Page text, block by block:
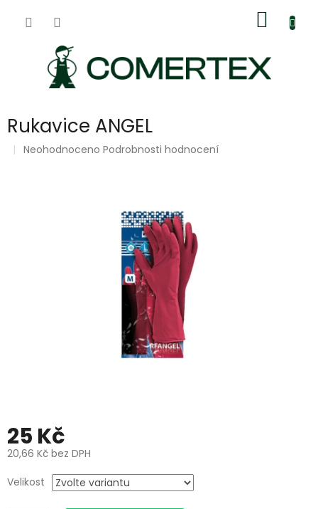
košík
Rukavice ANGEL
Průměrné
Neohodnoceno Podrobnosti hodnocení
25 Kč
20,66 Kč bez DPH
cena:
Velikost